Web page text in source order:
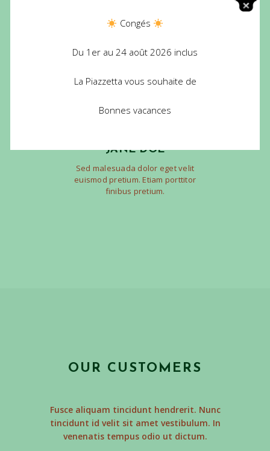
JANE DOE
Sed malesuada dolor eget velit
euismod pretium. Etiam porttitor
finibus pretium.
OUR CUSTOMERS
Fusce aliquam tincidunt hendrerit. Nunc
tincidunt id velit sit amet vestibulum. In
venenatis tempus odio ut dictum.
Congés
Du 1er au 24 août 2026 inclus
La Piazzetta vous souhaite de
Bonnes vacances